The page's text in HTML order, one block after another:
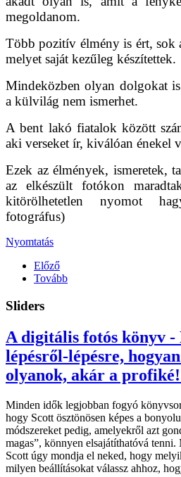
megoldanom.
Több pozitív élmény is ért, sok
melyet saját kezűleg készítettek.
Mindeközben olyan dolgokat
a külvilág nem ismerhet.
A bent lakó fiatalok között
aki verseket ír, kiválóan énekel
Ezek az élmények, ismeretek,
az elkészült fotókon
kitörölhetetlen nyomot
fotográfus)
Nyomtatás
Előző
Tovább
Sliders
A digitális fotós könyv
lépésről-lépésre,
olyanok, akár a
Minden idők legjobban fogyó
hogy Scott ösztönösen képes a
módszereket pedig, amelyekről azt
magas”, könnyen elsajátíthatóvá
Scott úgy mondja el neked, hogy
milyen beállításokat válassz ahhoz,